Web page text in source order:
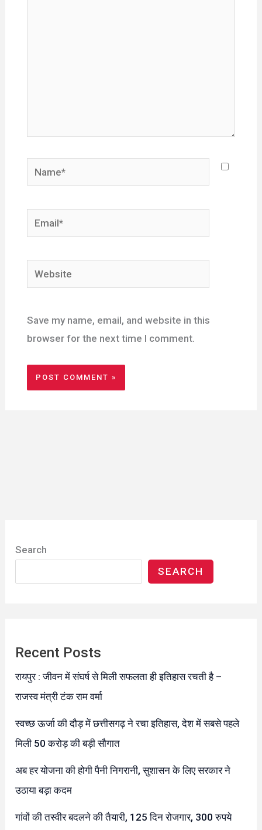
Name*
Email*
Website
Save my name, email, and website in this
browser for the next time I comment.
Search
SEARCH
Recent Posts
रायपुर : जीवन में संघर्ष से मिली सफलता ही इतिहास रचती है –
राजस्व मंत्री टंक राम वर्मा
स्वच्छ ऊर्जा की दौड़ में छत्तीसगढ़ ने रचा इतिहास, देश में सबसे पहले
मिली 50 करोड़ की बड़ी सौगात
अब हर योजना की होगी पैनी निगरानी, सुशासन के लिए सरकार ने
उठाया बड़ा कदम
गांवों की तस्वीर बदलने की तैयारी, 125 दिन रोजगार, 300 रुपये